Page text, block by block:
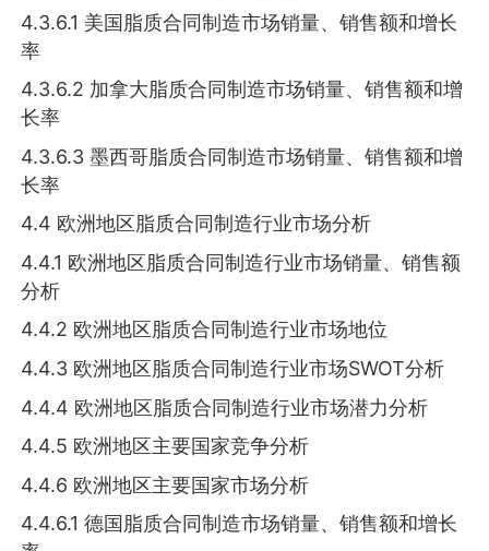
4.3.6.1 美国脂质合同制造市场销量、销售额和增长
率
4.3.6.2 加拿大脂质合同制造市场销量、销售额和增
长率
4.3.6.3 墨西哥脂质合同制造市场销量、销售额和增
长率
4.4 欧洲地区脂质合同制造行业市场分析
4.4.1 欧洲地区脂质合同制造行业市场销量、销售额
分析
4.4.2 欧洲地区脂质合同制造行业市场地位
4.4.3 欧洲地区脂质合同制造行业市场SWOT分析
4.4.4 欧洲地区脂质合同制造行业市场潜力分析
4.4.5 欧洲地区主要国家竞争分析
4.4.6 欧洲地区主要国家市场分析
4.4.6.1 德国脂质合同制造市场销量、销售额和增长